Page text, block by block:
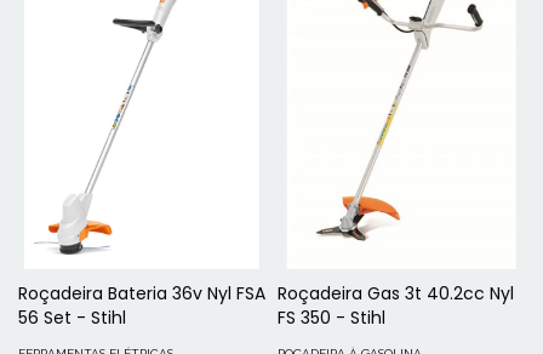
Roçadeira Bateria 36v Nyl FSA
56 Set - Stihl
Roçadeira Gas 3t 40.2cc Nyl
FS 350 - Stihl